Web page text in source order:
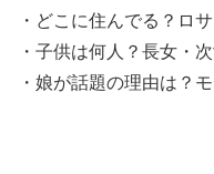
・どこに住んでる？ロ
・子供は何人？長女・
・娘が話題の理由は？